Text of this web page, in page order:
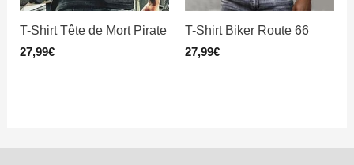
T-Shirt Tête de Mort Pirate
27,99€
T-Shirt Biker Route 66
27,99€